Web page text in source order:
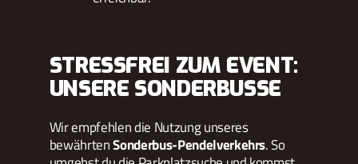
STRESSFREI ZUM EVENT:
UNSERE SONDERBUSSE
Wir empfehlen die Nutzung unseres
bewährtenSonderbus-Pendelverkehrs. So